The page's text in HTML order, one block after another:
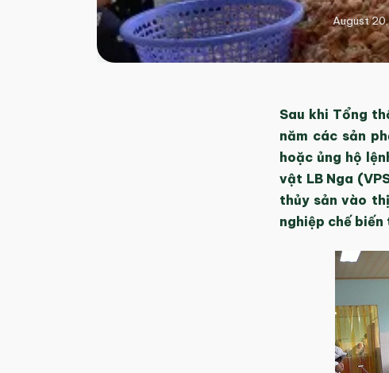
August
Sau khi Tổng
năm các sản
hoặc ủng hộ
vật LB Nga
thủy sản vào
nghiệp chế biến